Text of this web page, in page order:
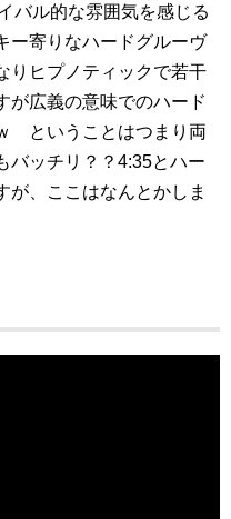
バル的な雰囲気を感じる
ー寄りなハードグルーヴ
りヒプノティックで若干
が広義の意味でのハード
ということはつまり両
バッチリ？？4:35とハー
が、ここはなんとかしま